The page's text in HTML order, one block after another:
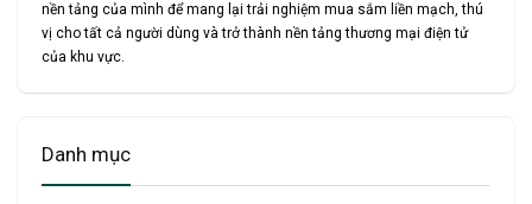
nền tảng của mình để mang lại trải nghiệm mua sắm liền mạch, thú
vị cho tất cả người dùng và trở thành nền tảng thương mại điện tử
của khu vực.
Danh mục